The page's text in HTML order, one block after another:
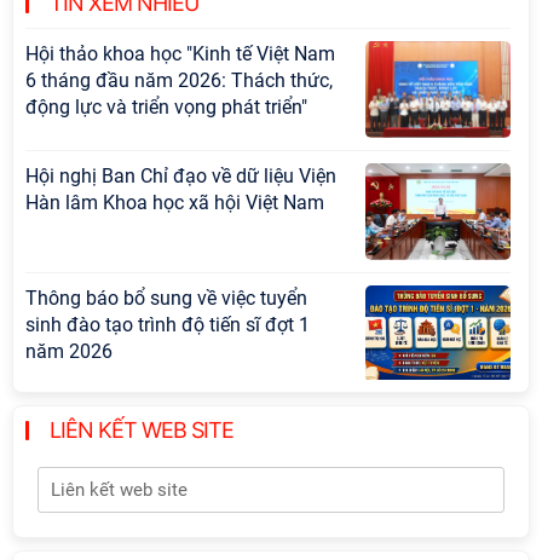
Hội thảo khoa học "Kinh tế Việt Nam
6 tháng đầu năm 2026: Thách thức,
động lực và triển vọng phát triển"
Hội nghị Ban Chỉ đạo về dữ liệu Viện
Hàn lâm Khoa học xã hội Việt Nam
Thông báo bổ sung về việc tuyển
sinh đào tạo trình độ tiến sĩ đợt 1
năm 2026
Hội thảo quốc tế "Không gian phát
triển Việt Nam trong kỷ nguyên mới:
Định hướng chiến lược và lựa chọn
chính sách”
LIÊN KẾT WEB SITE